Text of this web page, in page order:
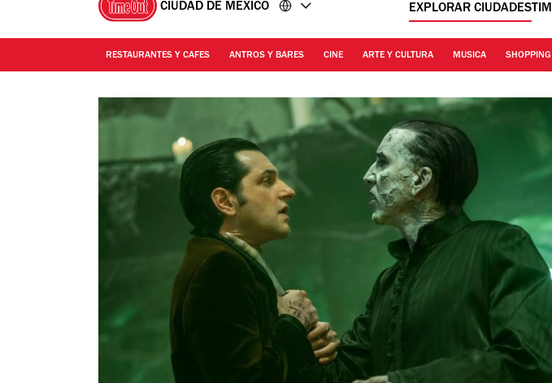
CIUDAD DE MÉXICO EXPLORAR CIUDADES
RESTAURANTES Y CAFES ANTROS Y BARES CINE ARTE Y CULTURA MUSICA SHOPPING